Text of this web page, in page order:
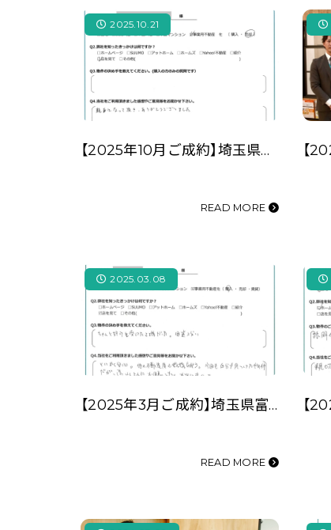
2025.10.21
【2025年10月ご成約】埼玉県川越市の事業用不動産をご売却のO様
READ MORE
2025.03.08
【2025年3月ご成約】埼玉県富士見市の事業用不動産をご購入のＷ様
READ MORE